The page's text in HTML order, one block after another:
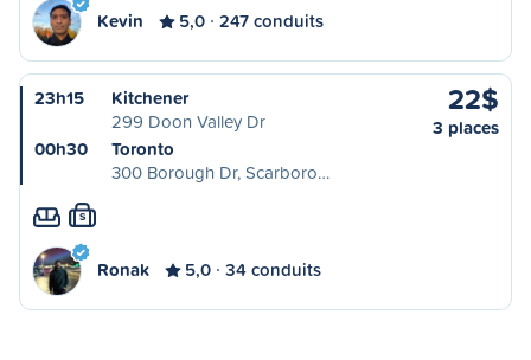
Kevin 5,0 247 conduits
23h15
Kitchener
299 Doon Valley Dr
00h30
Toronto
300 Borough Dr, Scarboro…
22$
3 places
S
Ronak 5,0 34 conduits